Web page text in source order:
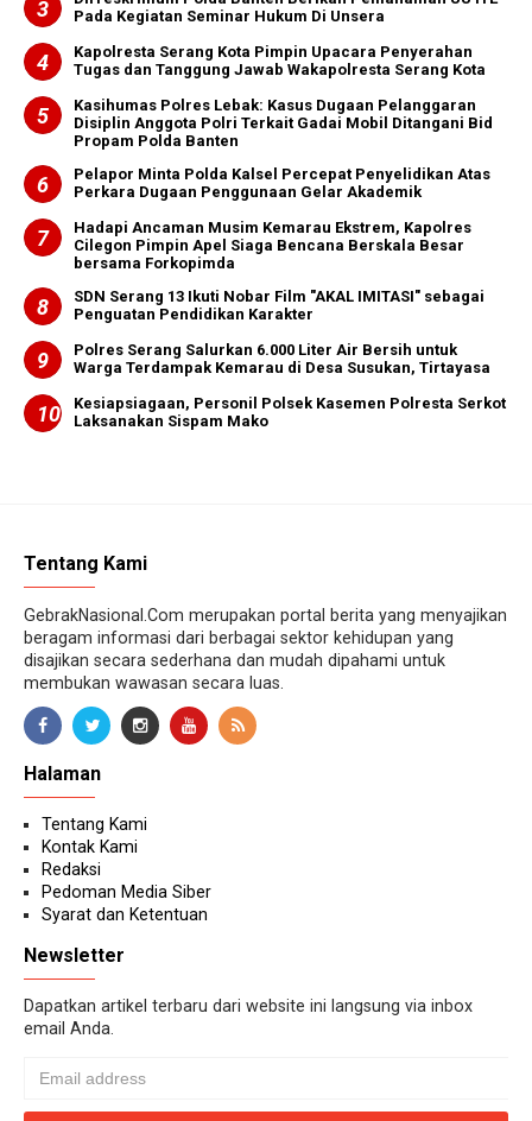
Pada Kegiatan Seminar Hukum Di Unsera
Kapolresta Serang Kota Pimpin Upacara Penyerahan
Tugas dan Tanggung Jawab Wakapolresta Serang Kota
Kasihumas Polres Lebak: Kasus Dugaan Pelanggaran
Disiplin Anggota Polri Terkait Gadai Mobil Ditangani Bid
Propam Polda Banten
Pelapor Minta Polda Kalsel Percepat Penyelidikan Atas
Perkara Dugaan Penggunaan Gelar Akademik
Hadapi Ancaman Musim Kemarau Ekstrem, Kapolres
Cilegon Pimpin Apel Siaga Bencana Berskala Besar
bersama Forkopimda
SDN Serang 13 Ikuti Nobar Film "AKAL IMITASI" sebagai
Penguatan Pendidikan Karakter
Polres Serang Salurkan 6.000 Liter Air Bersih untuk
Warga Terdampak Kemarau di Desa Susukan, Tirtayasa
Kesiapsiagaan, Personil Polsek Kasemen Polresta Serkot
Laksanakan Sispam Mako
Tentang Kami
GebrakNasional.Com merupakan portal berita yang menyajikan
beragam informasi dari berbagai sektor kehidupan yang
disajikan secara sederhana dan mudah dipahami untuk
membukan wawasan secara luas.
Halaman
Tentang Kami
Kontak Kami
Redaksi
Pedoman Media Siber
Syarat dan Ketentuan
Newsletter
Dapatkan artikel terbaru dari website ini langsung via inbox
email Anda.